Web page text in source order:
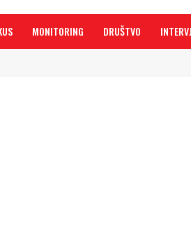
MONITORING DRUŠTVO